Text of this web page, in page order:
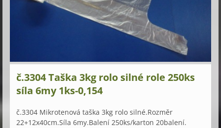
č.3304 Taška 3kg rolo silné role 250ks
síla 6my 1ks-0,154
č.3304 Mikrotenová taška 3kg rolo silné.Rozměr
22+12x40cm.Síla 6my.Balení 250ks/karton 20balení.